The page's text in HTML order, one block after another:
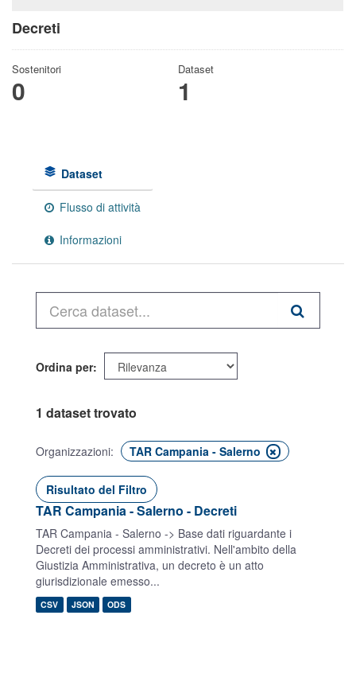
Decreti
Sostenitori
0
Dataset
1
Dataset
Flusso di attività
Informazioni
Ordina per
1 dataset trovato
Organizzazioni: TAR Campania - Salerno
Risultato del Filtro
TAR Campania - Salerno - Decreti
TAR Campania - Salerno -> Base dati riguardante i
Decreti dei processi amministrativi. Nell'ambito della
Giustizia Amministrativa, un decreto è un atto
giurisdizionale emesso...
CSV JSON ODS